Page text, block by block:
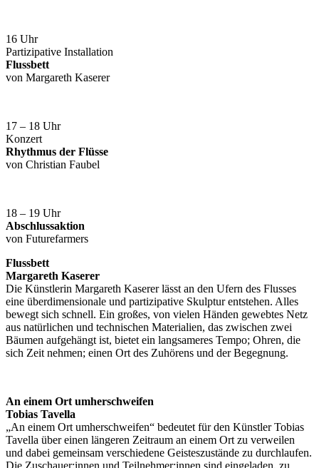
16 Uhr
Partizipative Installation
Flussbett
von Margareth Kaserer
17 – 18 Uhr
Konzert
Rhythmus der Flüsse
von Christian Faubel
18 – 19 Uhr
Abschlussaktion
von Futurefarmers
Flussbett
Margareth Kaserer
Die Künstlerin Margareth Kaserer lässt an den Ufern des Flusses
eine überdimensionale und partizipative Skulptur entstehen. Alles
bewegt sich schnell. Ein großes, von vielen Händen gewebtes Netz
aus natürlichen und technischen Materialien, das zwischen zwei
Bäumen aufgehängt ist, bietet ein langsameres Tempo; Ohren, die
sich Zeit nehmen; einen Ort des Zuhörens und der Begegnung.
An einem Ort umherschweifen
Tobias Tavella
„An einem Ort umherschweifen“ bedeutet für den Künstler Tobias
Tavella über einen längeren Zeitraum an einem Ort zu verweilen
und dabei gemeinsam verschiedene Geisteszustände zu durchlaufen.
Die Zuschauer:innen und Teilnehmer:innen sind eingeladen, zu